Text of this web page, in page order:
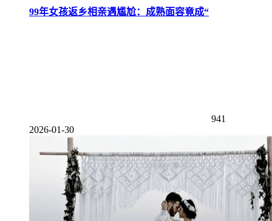
99年女孩返乡相亲遇尴尬：成熟面容竟成“
941
2026-01-30